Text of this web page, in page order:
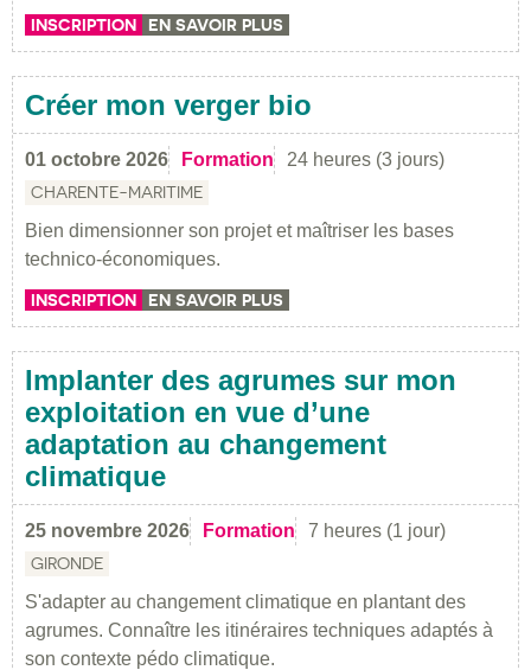
INSCRIPTION EN SAVOIR PLUS
Créer mon verger bio
01 octobre 2026 Formation 24 heures (3 jours)
CHARENTE-MARITIME
Bien dimensionner son projet et maîtriser les bases
technico-économiques.
INSCRIPTION EN SAVOIR PLUS
Implanter des agrumes sur mon
exploitation en vue d’une
adaptation au changement
climatique
25 novembre 2026 Formation 7 heures (1 jour)
GIRONDE
S'adapter au changement climatique en plantant des
agrumes. Connaître les itinéraires techniques adaptés à
son contexte pédo climatique.